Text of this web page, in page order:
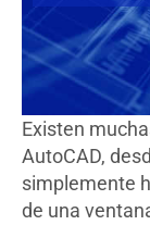
Existen
AutoCAD,
simplemente
de una